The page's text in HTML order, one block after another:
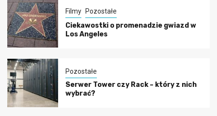
Filmy Pozostałe
Ciekawostki o promenadzie gwiazd w
Los Angeles
Pozostałe
Serwer Tower czy Rack – który z nich
wybrać?